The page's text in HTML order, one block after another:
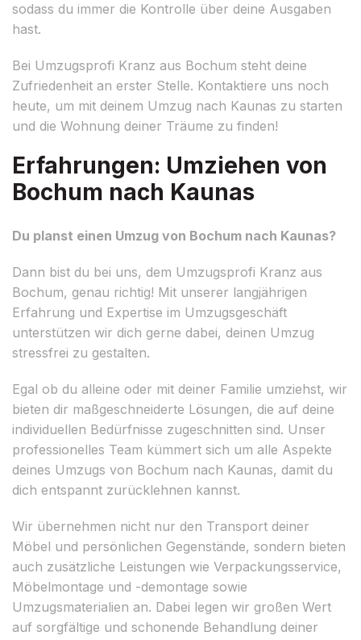
sodass du immer die Kontrolle über deine Ausgaben
hast.
Bei Umzugsprofi Kranz aus Bochum steht deine
Zufriedenheit an erster Stelle. Kontaktiere uns noch
heute, um mit deinem Umzug nach Kaunas zu starten
und die Wohnung deiner Träume zu finden!
Erfahrungen: Umziehen von
Bochum nach Kaunas
Du planst einen Umzug von Bochum nach Kaunas?
Dann bist du bei uns, dem Umzugsprofi Kranz aus
Bochum, genau richtig! Mit unserer langjährigen
Erfahrung und Expertise im Umzugsgeschäft
unterstützen wir dich gerne dabei, deinen Umzug
stressfrei zu gestalten.
Egal ob du alleine oder mit deiner Familie umziehst, wir
bieten dir maßgeschneiderte Lösungen, die auf deine
individuellen Bedürfnisse zugeschnitten sind. Unser
professionelles Team kümmert sich um alle Aspekte
deines Umzugs von Bochum nach Kaunas, damit du
dich entspannt zurücklehnen kannst.
Wir übernehmen nicht nur den Transport deiner
Möbel und persönlichen Gegenstände, sondern bieten
auch zusätzliche Leistungen wie Verpackungsservice,
Möbelmontage und -demontage sowie
Umzugsmaterialien an. Dabei legen wir großen Wert
auf sorgfältige und schonende Behandlung deiner